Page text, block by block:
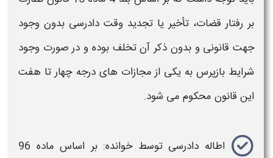
بر رفتار قضات، تأخیر یا تجدید وقت دادرسی بدون وجود
جهت قانونی و بدون ذکر آن تخلف بوده و در صورت وجود
شرایط بازپرس به یکی از مجازات های درجه چهار تا هفت
این قانون محکوم می شود.
اطاله دادرسی توسط خوانده: بر اساس ماده 96